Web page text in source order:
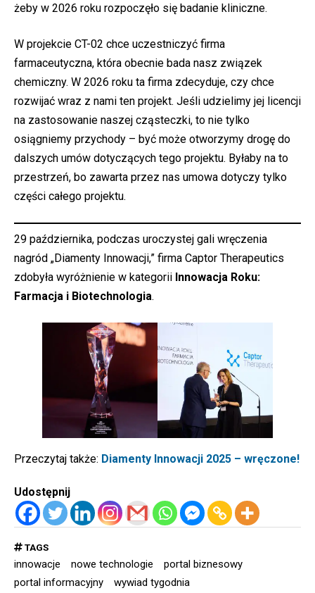
żeby w 2026 roku rozpoczęło się badanie kliniczne.
W projekcie CT-02 chce uczestniczyć firma
farmaceutyczna, która obecnie bada nasz związek
chemiczny. W 2026 roku ta firma zdecyduje, czy chce
rozwijać wraz z nami ten projekt. Jeśli udzielimy jej licencji
na zastosowanie naszej cząsteczki, to nie tylko
osiągniemy przychody – być może otworzymy drogę do
dalszych umów dotyczących tego projektu. Byłaby na to
przestrzeń, bo zawarta przez nas umowa dotyczy tylko
części całego projektu.
29 października, podczas uroczystej gali wręczenia
nagród „Diamenty Innowacji,” firma Captor Therapeutics
zdobyła wyróżnienie w kategorii Innowacja Roku:
Farmacja i Biotechnologia.
Przeczytaj także: Diamenty Innowacji 2025 – wręczone!
Udostępnij
TAGS
innowacje nowe technologie
portal biznesowy
portal informacyjny
wywiad tygodnia